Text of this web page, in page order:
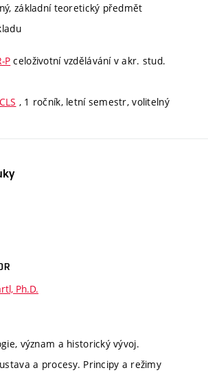
základní teoretický předmět
P celoživotní vzdělávání v akr. stud.
CLS , 1 ročník, letní semestr, volitelný
Ph.D.
význam a historický vývoj.
a procesy. Principy a režimy